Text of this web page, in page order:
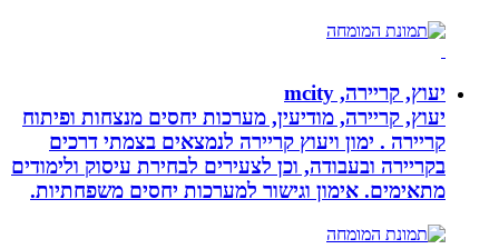
יעוץ, קריירה, mcity
יעוץ, קריירה, מודיעין, מערכות יחסים מנצחות ופיתוח
קריירה . ימון ויעוץ קריירה לנמצאים בצמתי דרכים
בקריירה ובעבודה, וכן לצעירים לבחירת עיסוק ולימודים
מתאימים. אימון וגישור למערכות יחסים משפחתיות.